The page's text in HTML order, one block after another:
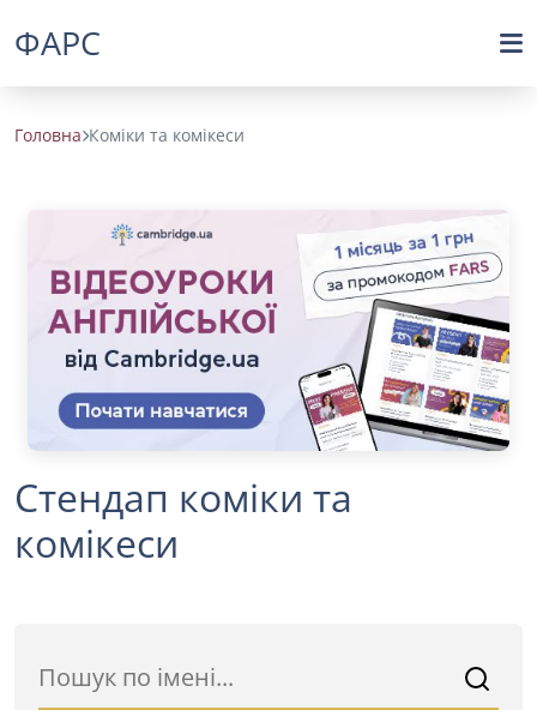
ФАРС
Головна Коміки та комікеси
Стендап коміки та
комікеси